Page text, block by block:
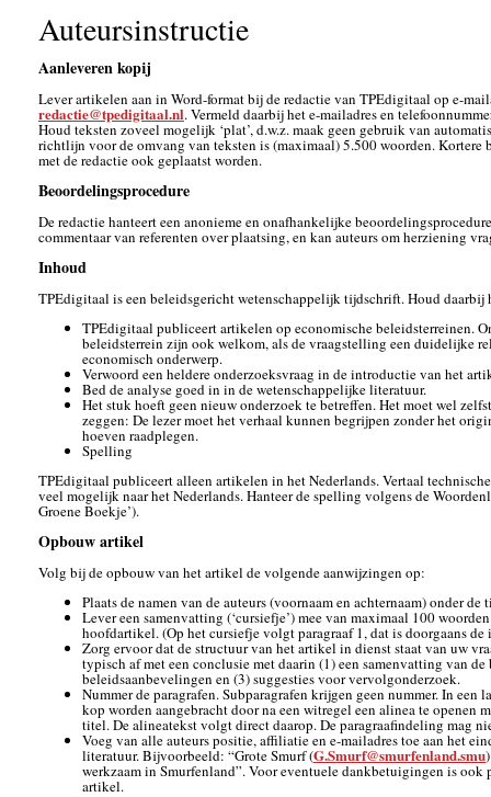
Auteursinstructie
Aanleveren kopij
Lever artikelen aan in Word-format bij de redactie van TPEdigitaal op e-
redactie@tpedigitaal.nl. Vermeld daarbij het e-mailadres en
Houd teksten zoveel mogelijk ‘plat’, d.w.z. maak geen gebruik van
richtlijn voor de omvang van teksten is (maximaal) 5.500 woorden. Kortere
met de redactie ook geplaatst worden.
Beoordelingsprocedure
De redactie hanteert een anonieme en onafhankelijke
commentaar van referenten over plaatsing, en kan auteurs om herziening
Inhoud
TPEdigitaal is een beleidsgericht wetenschappelijk tijdschrift. Houd daarbij
TPEdigitaal publiceert artikelen op economische beleidsterreinen.
beleidsterrein zijn ook welkom, als de vraagstelling een duidelijke
economisch onderwerp.
Verwoord een heldere onderzoeksvraag in de introductie van het
Bed de analyse goed in in de wetenschappelijke literatuur.
Het stuk hoeft geen nieuw onderzoek te betreffen. Het moet wel
zeggen: De lezer moet het verhaal kunnen begrijpen zonder het
hoeven raadplegen.
Spelling
TPEdigitaal publiceert alleen artikelen in het Nederlands. Vertaal
veel mogelijk naar het Nederlands. Hanteer de spelling volgens de
Groene Boekje’).
Opbouw artikel
Volg bij de opbouw van het artikel de volgende aanwijzingen op:
Plaats de namen van de auteurs (voornaam en achternaam) onder
Lever een samenvatting (‘cursiefje’) mee van maximaal 100
hoofdartikel. (Op het cursiefje volgt paragraaf 1, dat is doorgaans
Zorg ervoor dat de structuur van het artikel in dienst staat van uw
typisch af met een conclusie met daarin (1) een samenvatting van
beleidsaanbevelingen en (3) suggesties voor vervolgonderzoek.
Nummer de paragrafen. Subparagrafen krijgen geen nummer. In een
kop worden aangebracht door na een witregel een alinea te openen
titel. De alineatekst volgt direct daarop. De paragraafindeling mag
Voeg van alle auteurs positie, affiliatie en e-mailadres toe aan het
literatuur. Bijvoorbeeld: “Grote Smurf (G.Smurf@smurfenland.smu
werkzaam in Smurfenland”. Voor eventuele dankbetuigingen is ook
artikel.